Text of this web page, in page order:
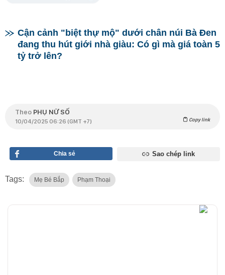
Cận cảnh "biệt thự mộ" dưới chân núi Bà Đen
đang thu hút giới nhà giàu: Có gì mà giá toàn 5
tỷ trở lên?
Theo PHỤ NỮ SỐ
10/04/2025 06:26 (GMT +7) Copy link
Chia sẻ Sao chép link
Tags: Mẹ Bé Bắp Phạm Thoại